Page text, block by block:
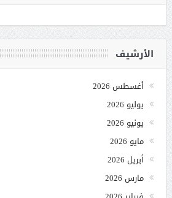
الأرشيف
أغسطس 2026
يوليو 2026
يونيو 2026
مايو 2026
أبريل 2026
مارس 2026